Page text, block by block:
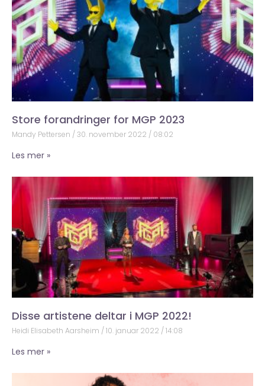
Store forandringer for MGP 2023
Mandy Pettersen 30. november 2022 08:02
Les mer »
Disse artistene deltar i MGP 2022!
Heidi Elisabeth Aarsheim 10. januar 2022 14:08
Les mer »